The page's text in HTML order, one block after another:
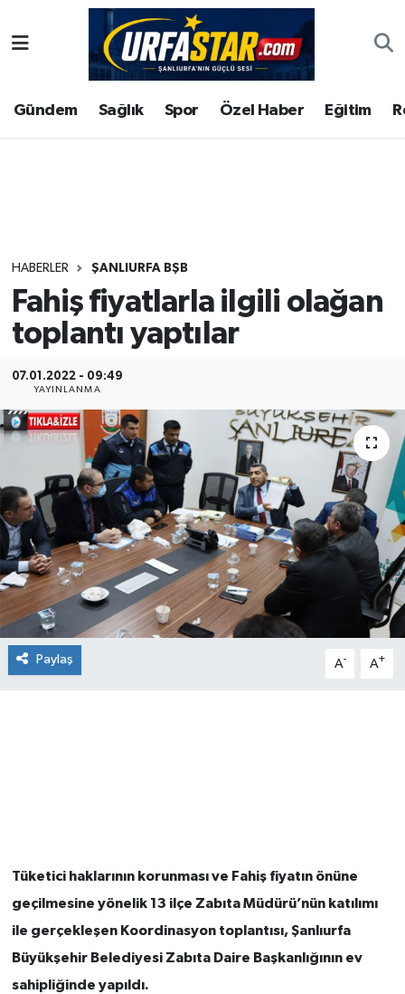
Gündem Sağlık Spor Özel Haber Eğitim
HABERLER ŞANLIURFA BŞB
Fahiş fiyatlarla ilgili olağan
toplantı yaptılar
07.01.2022 - 09:49
YAYINLANMA
Paylaş A- A+
Tüketici haklarının korunması ve Fahiş fiyatın önüne
geçilmesine yönelik 13 ilçe Zabıta Müdürü’nün katılımı
ile gerçekleşen Koordinasyon toplantısı, Şanlıurfa
Büyükşehir Belediyesi Zabıta Daire Başkanlığının ev
sahipliğinde yapıldı.
ASAYİS
ÇEVRE
Gündem
Kültür
Magazin
Şanlıurfa Nöbetçi Eczaneler
Şanlıurfa Hava Durumu
Tüm Manşetler
Son Dakika Haberleri
Haber Arşivi